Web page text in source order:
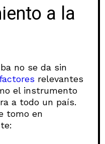
a la
no se da sin
relevantes
el instrumento
a todo un país.
tomo en